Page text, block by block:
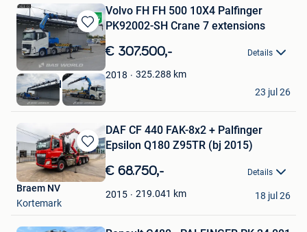
Bewaren
in
Mijn
Favorieten
Volvo FH FH 500 10X4 Palfinger
PK92002-SH Crane 7 extensions
€ 307.500,- Details
2018 325.288 km
BAS World B.V.
Veghel
23 jul 26
Bewaren
in
Mijn
Favorieten
DAF CF 440 FAK-8x2 + Palfinger
Epsilon Q180 Z95TR (bj 2015)
€ 68.750,- Details
2015 219.041 km
Braem NV
Kortemark
18 jul 26